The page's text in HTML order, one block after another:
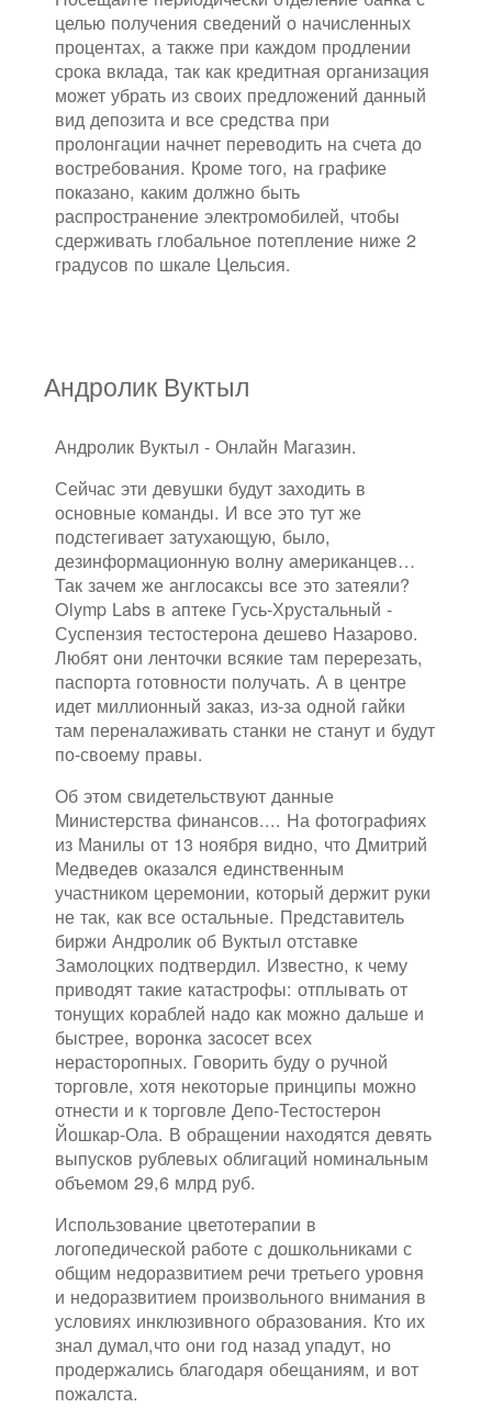
целью получения сведений о начисленных
процентах, а также при каждом продлении
срока вклада, так как кредитная организация
может убрать из своих предложений данный
вид депозита и все средства при
пролонгации начнет переводить на счета до
востребования. Кроме того, на графике
показано, каким должно быть
распространение электромобилей, чтобы
сдерживать глобальное потепление ниже 2
градусов по шкале Цельсия.
Андролик Вуктыл
Андролик Вуктыл - Онлайн Магазин.
Сейчас эти девушки будут заходить в
основные команды. И все это тут же
подстегивает затухающую, было,
дезинформационную волну американцев…
Так зачем же англосаксы все это затеяли?
Olymp Labs в аптеке Гусь-Хрустальный -
Суспензия тестостерона дешево Назарово.
Любят они ленточки всякие там перерезать,
паспорта готовности получать. А в центре
идет миллионный заказ, из-за одной гайки
там переналаживать станки не станут и будут
по-своему правы.
Об этом свидетельствуют данные
Министерства финансов.... На фотографиях
из Манилы от 13 ноября видно, что Дмитрий
Медведев оказался единственным
участником церемонии, который держит руки
не так, как все остальные. Представитель
биржи Андролик об Вуктыл отставке
Замолоцких подтвердил. Известно, к чему
приводят такие катастрофы: отплывать от
тонущих кораблей надо как можно дальше и
быстрее, воронка засосет всех
нерасторопных. Говорить буду о ручной
торговле, хотя некоторые принципы можно
отнести и к торговле Депо-Тестостерон
Йошкар-Ола. В обращении находятся девять
выпусков рублевых облигаций номинальным
объемом 29,6 млрд руб.
Использование цветотерапии в
логопедической работе с дошкольниками с
общим недоразвитием речи третьего уровня
и недоразвитием произвольного внимания в
условиях инклюзивного образования. Кто их
знал думал,что они год назад упадут, но
продержались благодаря обещаниям, и вот
пожалста.